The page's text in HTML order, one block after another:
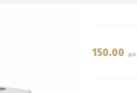
150.00 руб.